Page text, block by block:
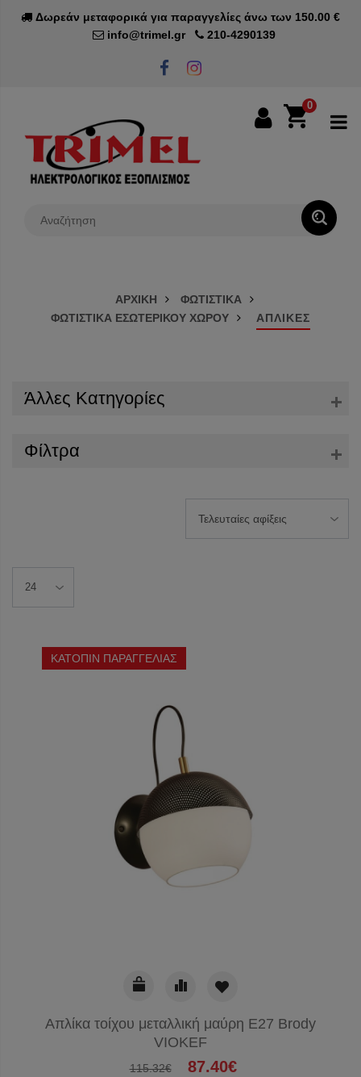
Δωρεάν μεταφορικά για παραγγελίες άνω των 150.00 €
info@trimel.gr
210-4290139
0
ΑΡΧΙΚΗ
ΦΩΤΙΣΤΙΚΑ
ΦΩΤΙΣΤΙΚΑ ΕΣΩΤΕΡΙΚΟΥ ΧΩΡΟΥ
ΑΠΛΙΚΕΣ
Άλλες Κατηγορίες
Φίλτρα
ΚΑΤΟΠΙΝ ΠΑΡΑΓΓΕΛΙΑΣ
Απλίκα τοίχου μεταλλική μαύρη Ε27 Brody
VIOKEF
115.32€ 87.40€